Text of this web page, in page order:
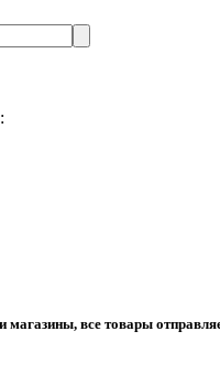
магазины, все товары